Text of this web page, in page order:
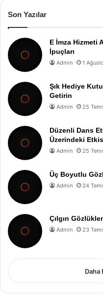
Son Yazılar
E İmza Hizmeti
İpuçları
Admin 1
Şık Hediye
Getirin
Admin 25
Düzenli Dans
Üzerindeki
Admin 25
Üç Boyutlu
Admin 24
Çılgın
Admin 23
Daha